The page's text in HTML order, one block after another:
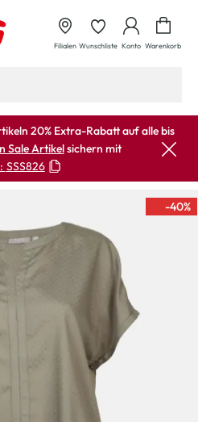
Filialen Wunschliste Konto Warenkorb
20% Extra-Rabatt auf alle bis
Sale Artikelsichern mit
SSS826
-40%